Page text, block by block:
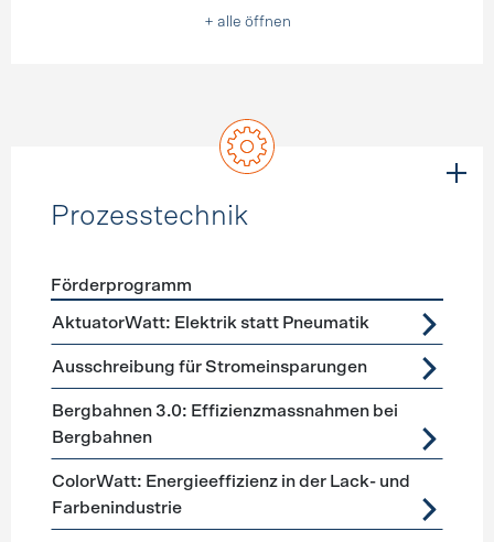
+ alle öffnen
Prozesstechnik
Förderprogramme Prozesstechnik
Förderprogramm
AktuatorWatt: Elektrik statt Pneumatik
Ausschreibung für Stromeinsparungen
Bergbahnen 3.0: Effizienzmassnahmen bei
Bergbahnen
ColorWatt: Energieeffizienz in der Lack- und
Farbenindustrie